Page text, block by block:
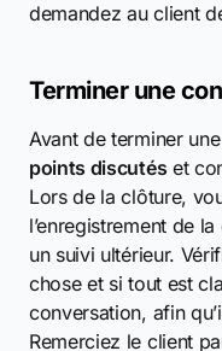
demandez au client
Terminer une
Avant de terminer
points discutés et
Lors de la clôture,
l’enregistrement de
un suivi ultérieur.
chose et si tout est
conversation, afin
Remerciez le client